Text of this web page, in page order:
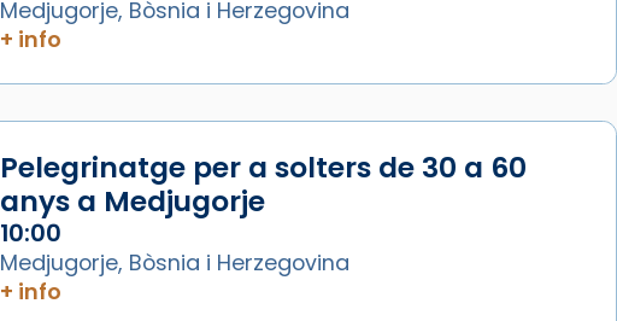
Medjugorje, Bòsnia i Herzegovina
+ info
Pelegrinatge per a solters de 30 a 60
anys a Medjugorje
10:00
Medjugorje, Bòsnia i Herzegovina
+ info